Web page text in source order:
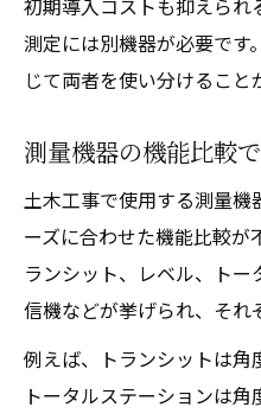
初期導入コストも抑えら
測定には別機器が必要です
じて両者を使い分けること
測量機器の機能比較
土木工事で使用する測量機
ーズに合わせた機能比較が
ランシット、レベル、トー
信機などが挙げられ、それ
例えば、トランシットは角
トータルステーションは角